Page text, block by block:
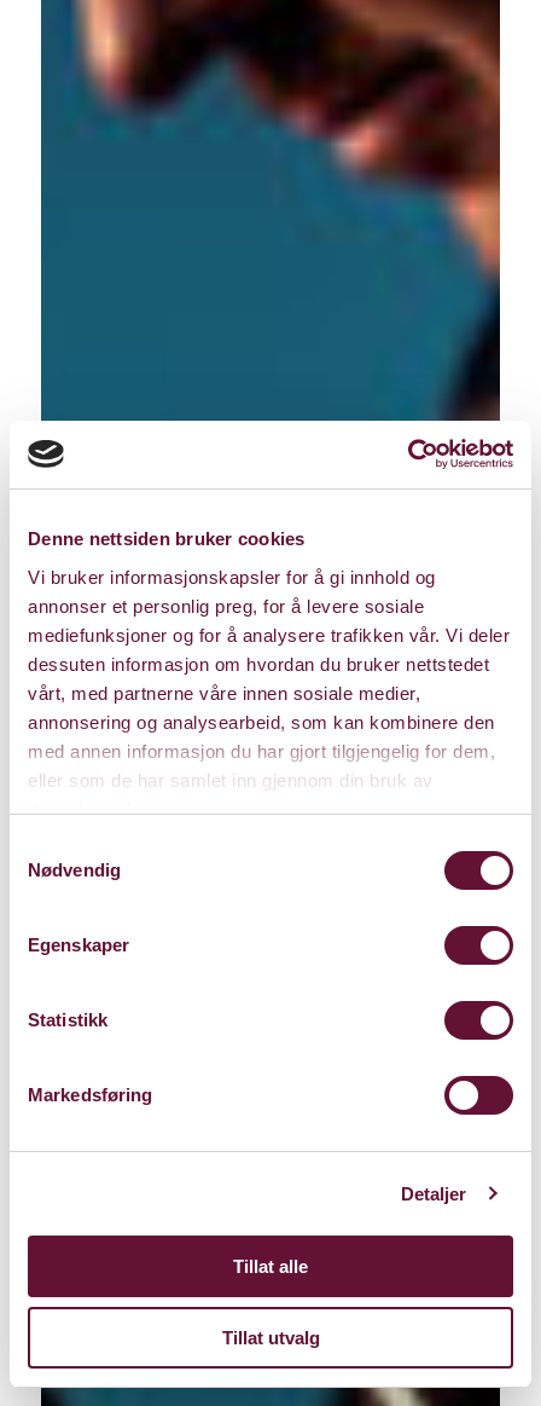
Denne nettsiden bruker cookies
Vi bruker informasjonskapsler for å gi innhold og
annonser et personlig preg, for å levere sosiale
mediefunksjoner og for å analysere trafikken vår. Vi deler
dessuten informasjon om hvordan du bruker nettstedet
vårt, med partnerne våre innen sosiale medier,
annonsering og analysearbeid, som kan kombinere den
med annen informasjon du har gjort tilgjengelig for dem,
eller som de har samlet inn gjennom din bruk av
tjenestene deres.
Nødvendig
Egenskaper
Statistikk
Markedsføring
Detaljer
Tillat alle
Tillat utvalg